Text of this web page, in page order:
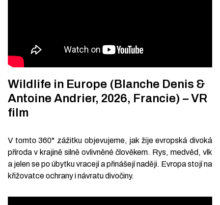
Wildlife in Europe (Blanche Denis &
Antoine Andrier, 2026, Francie) – VR
film
V tomto 360° zážitku objevujeme, jak žije evropská divoká
příroda v krajině silně ovlivněné člověkem. Rys, medvěd, vlk
a jelen se po úbytku vracejí a přinášejí naději. Evropa stojí na
křižovatce ochrany i návratu divočiny.